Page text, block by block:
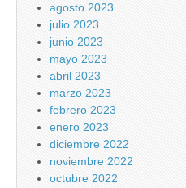
agosto 2023
julio 2023
junio 2023
mayo 2023
abril 2023
marzo 2023
febrero 2023
enero 2023
diciembre 2022
noviembre 2022
octubre 2022